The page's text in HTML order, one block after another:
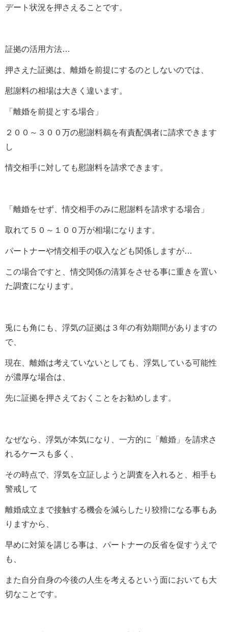
デート状況を押さえることです。
証拠の活用方法…
押さえた証拠は、離婚を前提にするのとしないのでは、
慰謝料の相場は大きく違います。
「離婚を前提とする場合」
２００～３００万の慰謝料鵜を有責配偶者に請求できます
し
情交相手に対しても慰謝料を請求できます。
「離婚をせず、情交相手のみに慰謝料を請求する場合」
取れて５０～１００万が相場になります。
パートナーや情交相手の収入なども関係しますが…
この場合ですと、情交関係の清算をさせる事に重きを置い
た調査になります。
兎にも角にも、浮気の証拠は３年の有効期間がありますの
で、
現在、離婚は考えていないとしても、浮気している可能性
が濃厚な場合は、
先に証拠を押さえておくことをお勧めします。
なぜなら、浮気が本気になり、一方的に「離婚」を請求さ
れるケースも多く、
その時点で、浮気を立証しようと調査を入れると、相手も
警戒して
離婚成立まで接触する機会を減らしたり狡猾になる事もあ
りますから、
早めに対策を講じる事は、パートナーの反省を促すうえで
も、
また自分自身の今後の人生を考えるという面においても大
切なことです。